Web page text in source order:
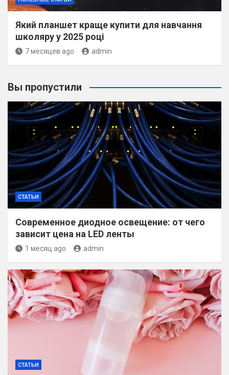
Який планшет краще купити для навчання
школяру у 2025 році
7 месяцев ago admin
Вы пропустили
СТАТЬИ
Современное диодное освещение: от чего
зависит цена на LED ленты
1 месяц ago admin
СТАТЬИ